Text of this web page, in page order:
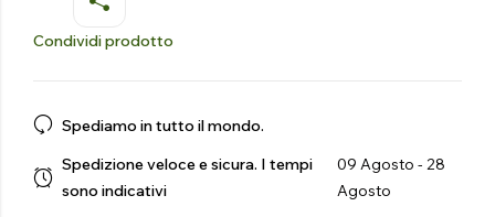
Condividi prodotto
Spediamo in tutto il mondo.
Spedizione veloce e sicura. I tempi
sono indicativi
09 Agosto - 28
Agosto